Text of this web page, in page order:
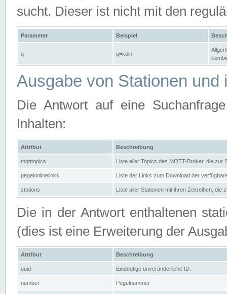
sucht. Dieser ist nicht mit den
Parameter Beispiel
q q=köln
Ausgabe von Stationen und
Die Antwort auf eine
Inhalten:
Attribut Beschreibung
mqtttopics Liste aller Topics des MQTT-Broker, die zur
pegelonlinelinks Liste der Links zum Download der
stations Liste aller Stationen mit ihren Zeitreihen, die
Die in der Antwort enthaltenen
(dies ist eine Erweiterung der
Attribut Beschreibung
uuid Eindeutige unveränderliche ID.
number Pegelnummer